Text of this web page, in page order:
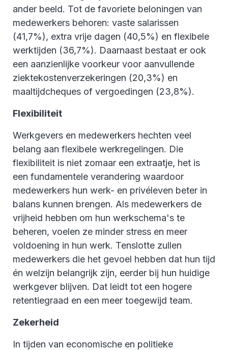
ander beeld. Tot de favoriete beloningen van
medewerkers behoren: vaste salarissen
(41,7%), extra vrije dagen (40,5%) en flexibele
werktijden (36,7%). Daarnaast bestaat er ook
een aanzienlijke voorkeur voor aanvullende
ziektekostenverzekeringen (20,3%) en
maaltijdcheques of vergoedingen (23,8%).
Flexibiliteit
Werkgevers en medewerkers hechten veel
belang aan flexibele werkregelingen. Die
flexibiliteit is niet zomaar een extraatje, het is
een fundamentele verandering waardoor
medewerkers hun werk- en privéleven beter in
balans kunnen brengen. Als medewerkers de
vrijheid hebben om hun werkschema's te
beheren, voelen ze minder stress en meer
voldoening in hun werk. Tenslotte zullen
medewerkers die het gevoel hebben dat hun tijd
én welzijn belangrijk zijn, eerder bij hun huidige
werkgever blijven. Dat leidt tot een hogere
retentiegraad en een meer toegewijd team.
Zekerheid
In tijden van economische en politieke